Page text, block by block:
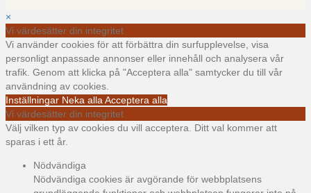
×
Vi värdesätter din integritet
Vi använder cookies för att förbättra din surfupplevelse, visa
personligt anpassade annonser eller innehåll och analysera vår
trafik. Genom att klicka på "Acceptera alla" samtycker du till vår
användning av cookies.
Inställningar Neka alla Acceptera alla
Vi värdesätter din integritet
Välj vilken typ av cookies du vill acceptera. Ditt val kommer att
sparas i ett år.
Nödvändiga
Nödvändiga cookies är avgörande för webbplatsens